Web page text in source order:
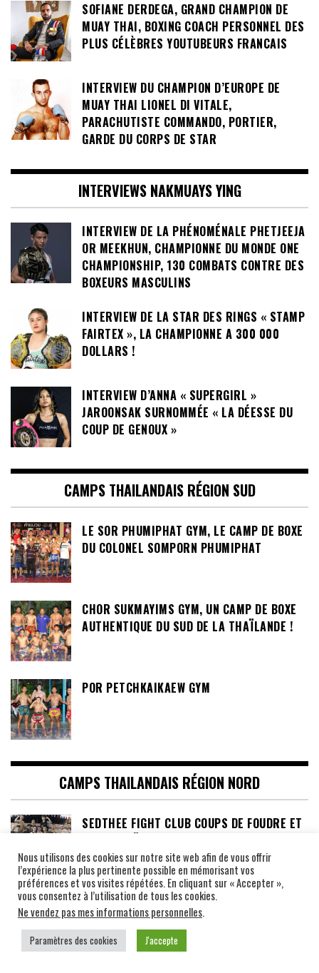
SOFIANE DERDEGA, GRAND CHAMPION DE
MUAY THAI, BOXING COACH PERSONNEL DES
PLUS CÉLÈBRES YOUTUBEURS FRANCAIS
INTERVIEW DU CHAMPION D’EUROPE DE
MUAY THAI LIONEL DI VITALE,
PARACHUTISTE COMMANDO, PORTIER,
GARDE DU CORPS DE STAR
INTERVIEWS NAKMUAYS YING
INTERVIEW DE LA PHÉNOMÉNALE PHETJEEJA
OR MEEKHUN, CHAMPIONNE DU MONDE ONE
CHAMPIONSHIP, 130 COMBATS CONTRE DES
BOXEURS MASCULINS
INTERVIEW DE LA STAR DES RINGS « STAMP
FAIRTEX », LA CHAMPIONNE A 300 000
DOLLARS !
INTERVIEW D’ANNA « SUPERGIRL »
JAROONSAK SURNOMMÉE « LA DÉESSE DU
COUP DE GENOUX »
CAMPS THAILANDAIS RÉGION SUD
LE SOR PHUMIPHAT GYM, LE CAMP DE BOXE
DU COLONEL SOMPORN PHUMIPHAT
CHOR SUKMAYIMS GYM, UN CAMP DE BOXE
AUTHENTIQUE DU SUD DE LA THAÏLANDE !
POR PETCHKAIKAEW GYM
CAMPS THAILANDAIS RÉGION NORD
SEDTHEE FIGHT CLUB COUPS DE FOUDRE ET
SUÉDOISE QUI A CONQUIS LE CŒUR D’UN
CHAMPION THAÏLANDAIS !
SOR ORADEE GYM, LE CAMP DE MADAME
ORADEE NOINUM, PROFESSEUR DE MUAY
THAI ET DE KRABI KRABONG
Nous utilisons des cookies sur notre site web afin de vous offrir
l’expérience la plus pertinente possible en mémorisant vos
préférences et vos visites répétées. En cliquant sur « Accepter »,
vous consentez à l’utilisation de tous les cookies.
Ne vendez pas mes informations personnelles.
Paramètres des cookies J'accepte